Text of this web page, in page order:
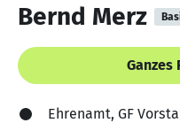
Bernd Merz
Ganzes
Ehrenamt, GF